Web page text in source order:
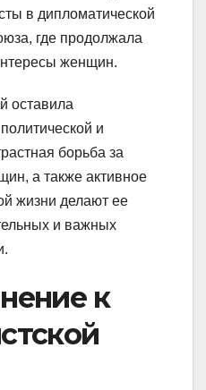
в дипломатической
где продолжала
женщин.
оставила
и
борьба за
а также активное
жизни делают ее
и важных
к